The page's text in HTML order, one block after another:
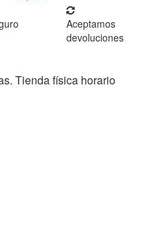
Aceptamos
devoluciones
Tienda física horario